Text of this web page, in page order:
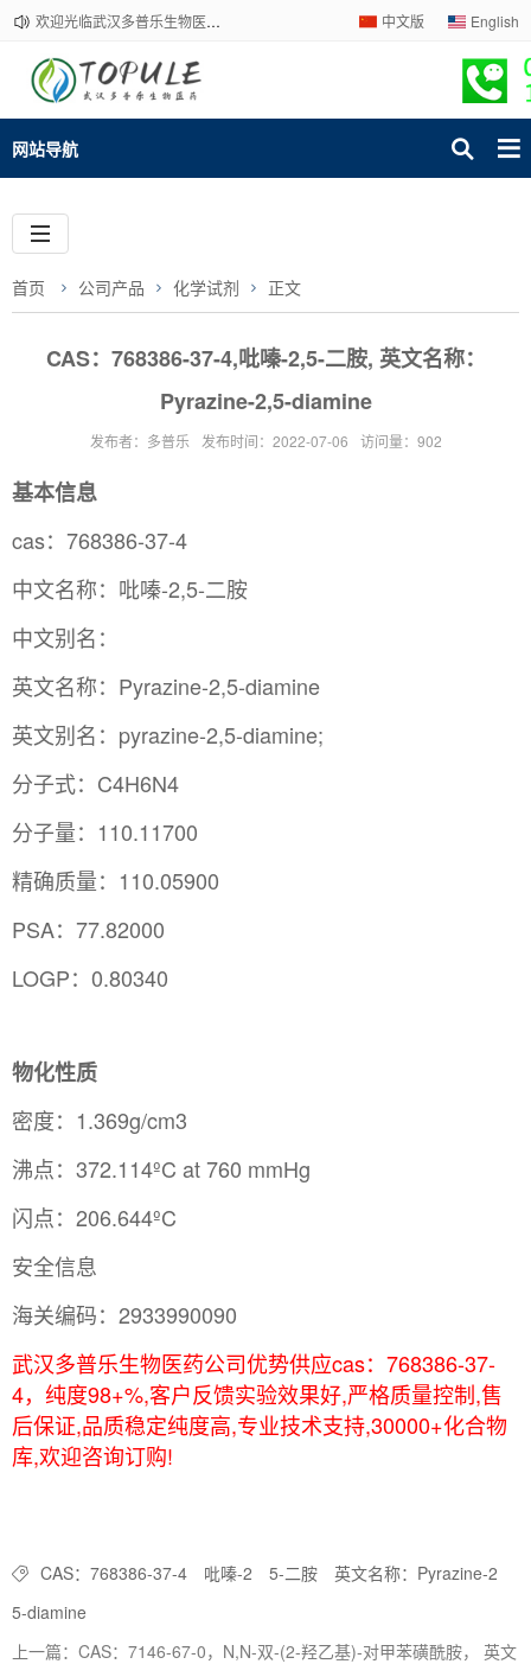
欢迎光临武汉多普乐生物医药有限公司官网！下单请咨询客服，我们热情为您服务！ 中文版 English
网站导航
首页 公司产品 化学试剂 正文
CAS：768386-37-4,吡嗪-2,5-二胺, 英文名称：
Pyrazine-2,5-diamine
发布者：多普乐 发布时间：2022-07-06 访问量：902
基本信息
cas：768386-37-4
中文名称：吡嗪-2,5-二胺
中文别名：
英文名称：Pyrazine-2,5-diamine
英文别名：pyrazine-2,5-diamine;
分子式：C4H6N4
分子量：110.11700
精确质量：110.05900
PSA：77.82000
LOGP：0.80340
物化性质
密度：1.369g/cm3
沸点：372.114ºC at 760 mmHg
闪点：206.644ºC
安全信息
海关编码：2933990090
武汉多普乐生物医药公司优势供应cas：768386-37-
4，纯度98+%,客户反馈实验效果好,严格质量控制,售
后保证,品质稳定纯度高,专业技术支持,30000+化合物
库,欢迎咨询订购!
CAS：768386-37-4 吡嗪-2 5-二胺
英文名称：Pyrazine-2
5-diamine
上一篇：CAS：7146-67-0，N,N-双-(2-羟乙基)-对甲苯磺酰胺， 英文